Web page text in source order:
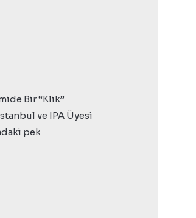
Bir “Klik”
ve IPA Üyesi
pek